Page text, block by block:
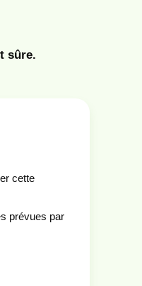
sûre.
cette
prévues par